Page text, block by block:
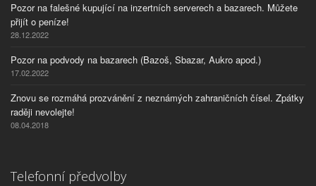
Pozor na falešné kupující na inzertních serverech a bazarech. Můžete
přijít o peníze!
28.12.2022
Pozor na podvody na bazarech (Bazoš, Sbazar, Aukro apod.)
17.02.2022
Znovu se rozmáhá prozvánění z neznámých zahraničních čísel. Zpátky
raději nevolejte!
08.04.2018
Telefonní předvolby